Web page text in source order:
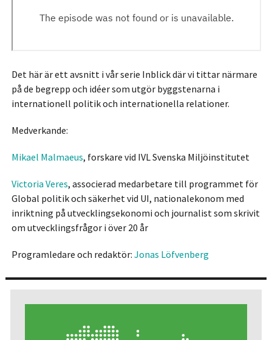
Det här är ett avsnitt i vår serie Inblick där vi tittar närmare
på de begrepp och idéer som utgör byggstenarna i
internationell politik och internationella relationer.
Medverkande:
Mikael Malmaeus, forskare vid IVL Svenska Miljöinstitutet
Victoria Veres, associerad medarbetare till programmet för
Global politik och säkerhet vid UI, nationalekonom med
inriktning på utvecklingsekonomi och journalist som skrivit
om utvecklingsfrågor i över 20 år
Programledare och redaktör: Jonas Löfvenberg